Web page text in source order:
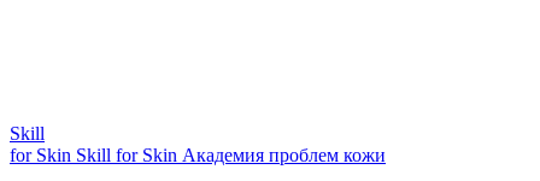
Skill
for Skin Skill for Skin Академия проблем кожи